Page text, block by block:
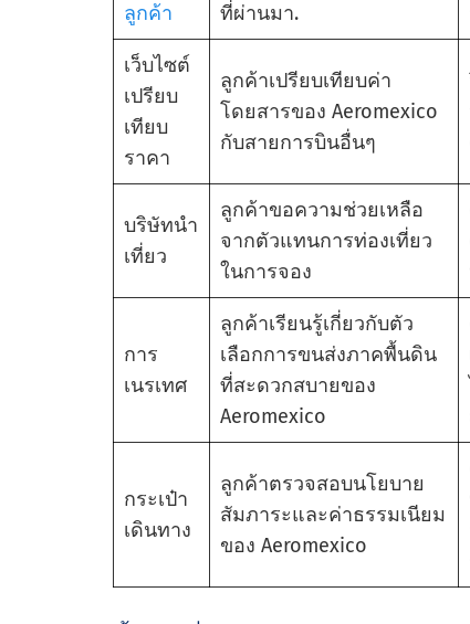
ลูกค้า
ที่ผ่านมา.
เว็บไซต์
เปรียบ
เทียบ
ราคา
ลูกค้าเปรียบเทียบค่า
โดยสารของ Aeromexico
กับสายการบินอื่นๆ
บริษัทนํา
เที่ยว
ลูกค้าขอความช่วยเหลือ
จากตัวแทนการท่องเที่ยว
ในการจอง
การ
เนรเทศ
ลูกค้าเรียนรู้เกี่ยวกับตัว
เลือกการขนส่งภาคพื้นดิน
ที่สะดวกสบายของ
Aeromexico
กระเป๋า
เดินทาง
ลูกค้าตรวจสอบนโยบาย
สัมภาระและค่าธรรมเนียม
ของ Aeromexico